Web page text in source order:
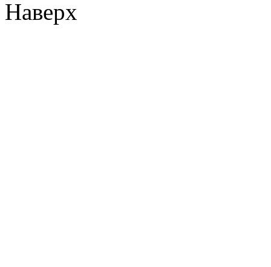
Наверх